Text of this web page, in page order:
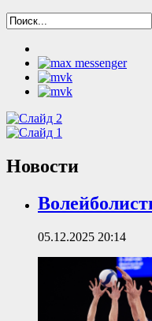
Новости
05.12.2025 20:14